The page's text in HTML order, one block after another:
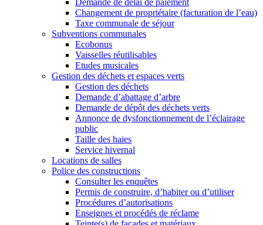
Demande de délai de paiement
Changement de propriétaire (facturation de l’eau)
Taxe communale de séjour
Subventions communales
Ecobonus
Vaisselles réutilisables
Etudes musicales
Gestion des déchets et espaces verts
Gestion des déchets
Demande d’abattage d’arbre
Demande de dépôt des déchets verts
Annonce de dysfonctionnement de l’éclairage
public
Taille des haies
Service hivernal
Locations de salles
Police des constructions
Consulter les enquêtes
Permis de construire, d’habiter ou d’utiliser
Procédures d’autorisations
Enseignes et procédés de réclame